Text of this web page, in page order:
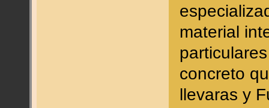
material
concreto
llevaras y